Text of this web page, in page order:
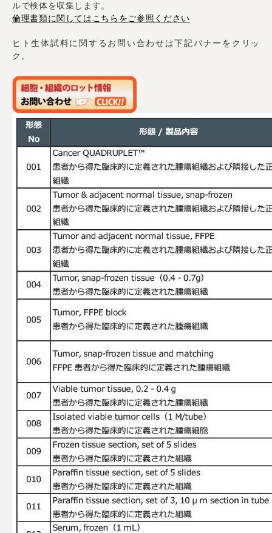
ルで検体を収集します。
倫理書類に関してはこちらをご参照ください
ヒト生体試料に関するお問い合わせは下記バナーをクリッ
ク。